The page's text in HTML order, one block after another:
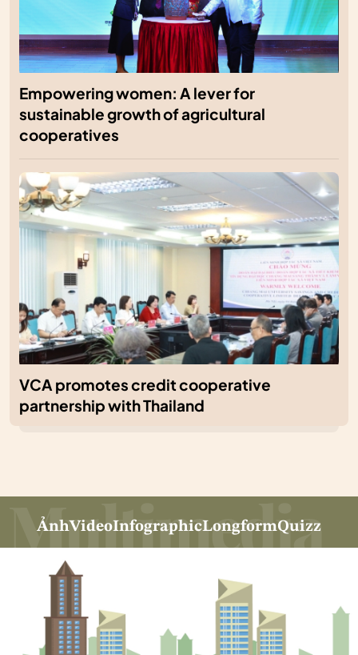
Empowering women: A lever for
sustainable growth of agricultural
cooperatives
VCA promotes credit cooperative
partnership with Thailand
ẢnhVideoInfographicLongformQuizz